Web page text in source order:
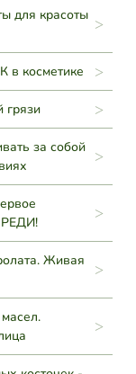
для красоты
косметике
грязи
за собой
Живая